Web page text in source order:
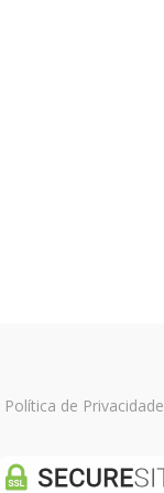
Política de Privacidade